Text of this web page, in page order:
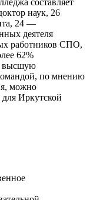
наук, 26
24 —
деятеля
работников СПО,
62%
высшую
по мнению
можно
для Иркутской